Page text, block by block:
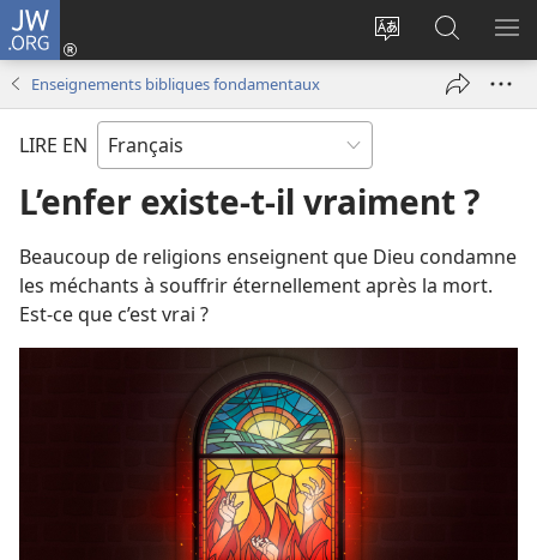
JW.ORG
Changer
langue
Se
connecter
nouvelle
sur
JW.ORG
Enseignements bibliques fondamentaux
LIRE EN
L’enfer existe-​t-​il vraiment ?
Beaucoup de religions enseignent que Dieu condamne
les méchants à souffrir éternellement après la mort.
Est-​ce que c’est vrai ?